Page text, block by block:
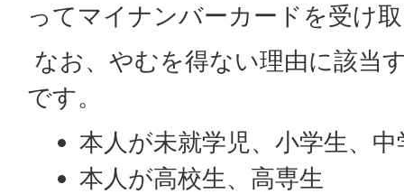
ってマイナンバーカードを受け
なお、やむを得ない理由に該当
です。
本人が未就学児、小学生、中
本人が高校生、高専生